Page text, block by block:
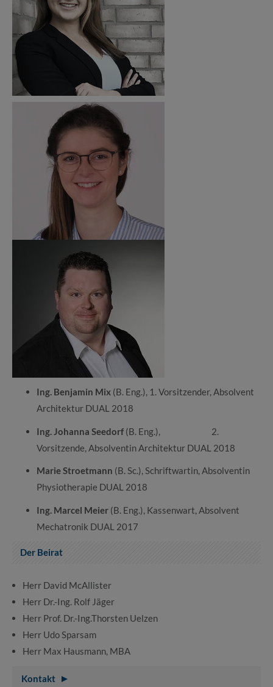
Ing. Benjamin Mix (B. Eng.), 1. Vorsitzender, Absolvent
Architektur DUAL 2018
Ing. Johanna Seedorf (B. Eng.), 2.
Vorsitzende, Absolventin Architektur DUAL 2018
Marie Stroetmann (B. Sc.), Schriftwartin, Absolventin
Physiotherapie DUAL 2018
Ing. Marcel Meier (B. Eng.), Kassenwart, Absolvent
Mechatronik DUAL 2017
Der Beirat
Herr David McAllister
Herr Dr.-Ing. Rolf Jäger
Herr Prof. Dr.-Ing.Thorsten Uelzen
Herr Udo Sparsam
Herr Max Hausmann, MBA
Kontakt